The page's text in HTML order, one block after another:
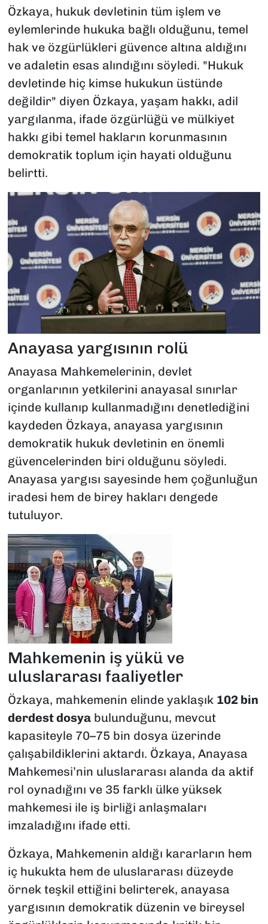
Özkaya, hukuk devletinin tüm işlem ve
eylemlerinde hukuka bağlı olduğunu, temel
hak ve özgürlükleri güvence altına aldığını
ve adaletin esas alındığını söyledi. "Hukuk
devletinde hiç kimse hukukun üstünde
değildir" diyen Özkaya, yaşam hakkı, adil
yargılanma, ifade özgürlüğü ve mülkiyet
hakkı gibi temel hakların korunmasının
demokratik toplum için hayati olduğunu
belirtti.
Anayasa yargısının rolü
Anayasa Mahkemelerinin, devlet
organlarının yetkilerini anayasal sınırlar
içinde kullanıp kullanmadığını denetlediğini
kaydeden Özkaya, anayasa yargısının
demokratik hukuk devletinin en önemli
güvencelerinden biri olduğunu söyledi.
Anayasa yargısı sayesinde hem çoğunluğun
iradesi hem de birey hakları dengede
tutuluyor.
Mahkemenin iş yükü ve
uluslararası faaliyetler
Özkaya, mahkemenin elinde yaklaşık 102 bin
derdest dosyabulunduğunu, mevcut
kapasiteyle 70–75 bin dosya üzerinde
çalışabildiklerini aktardı. Özkaya, Anayasa
Mahkemesi’nin uluslararası alanda da aktif
rol oynadığını ve 35 farklı ülke yüksek
mahkemesi ile iş birliği anlaşmaları
imzaladığını ifade etti.
Özkaya, Mahkemenin aldığı kararların hem
iç hukukta hem de uluslararası düzeyde
örnek teşkil ettiğini belirterek, anayasa
yargısının demokratik düzenin ve bireysel